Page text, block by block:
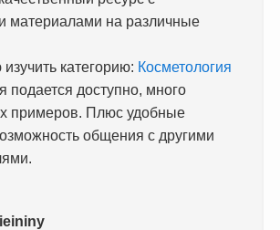
материалами на различные
категорию: Косметология
доступно, много
примеров. Плюс удобные
общения с другими